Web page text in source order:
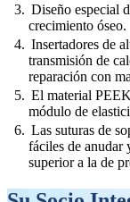
Diseño especial
crecimiento óseo.
Insertadores de
transmisión de
reparación con
El material
módulo de
Las suturas de
fáciles de anudar
superior a la de